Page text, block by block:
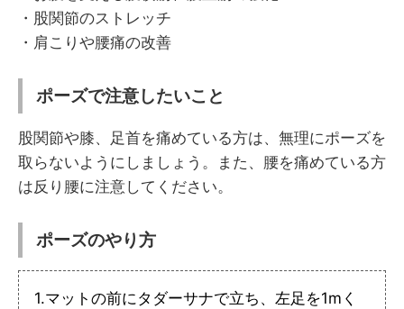
・股関節のストレッチ
・肩こりや腰痛の改善
ポーズで注意したいこと
股関節や膝、足首を痛めている方は、無理にポーズを
取らないようにしましょう。また、腰を痛めている方
は反り腰に注意してください。
ポーズのやり方
1.マットの前にタダーサナで立ち、左足を1mく